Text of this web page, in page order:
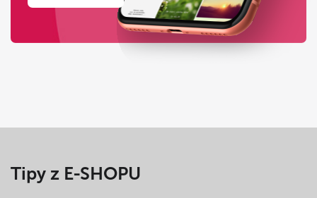
Tipy z E-SHOPU